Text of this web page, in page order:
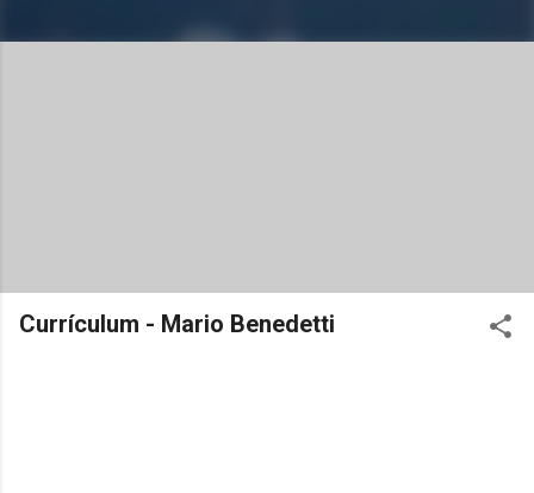
Currículum - Mario Benedetti